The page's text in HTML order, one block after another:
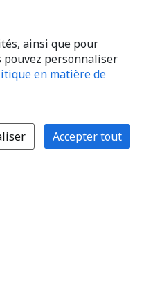
ainsi que pour
pouvez personnaliser
en matière de
Accepter tout